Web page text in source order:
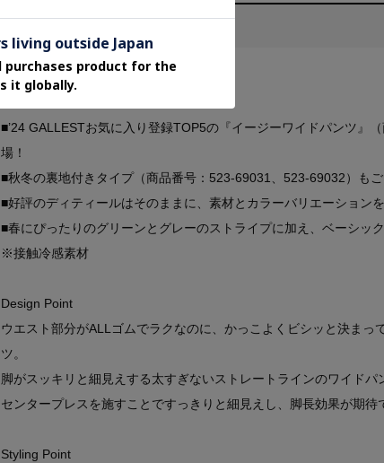
Features
■’24 GALLESTお気に入り登録TOP5の『イージーワイドパンツ』
場！
■秋冬の裏地付きタイプ（商品番号：523-69031、523-69032）もご
■好評のディティールはそのままに、素材とカラーバリエーション
■春にぴったりのグリーンとグレーのストライプに加え、ベーシッ
※接触冷感素材
Design Point
ウエスト部分がALLゴムでラクなのに、かっこよくビシッと決まっ
ツ。
脚がスッキリと細見えする太すぎないストレートラインのワイドパ
センタープレスを施すことですっきりと細見えし、脚長効果が期待
Styling Point